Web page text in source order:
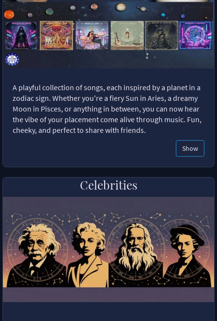
A playful collection of songs, each inspired by a planet in a
zodiac sign. Whether you're a fiery Sun in Aries, a dreamy
Moon in Pisces, or anything in between, you can now hear
the vibe of your placement come alive through music. Fun,
cheeky, and perfect to share with friends.
Show
Celebrities